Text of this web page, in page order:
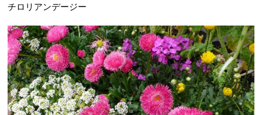
チロリアンデージー